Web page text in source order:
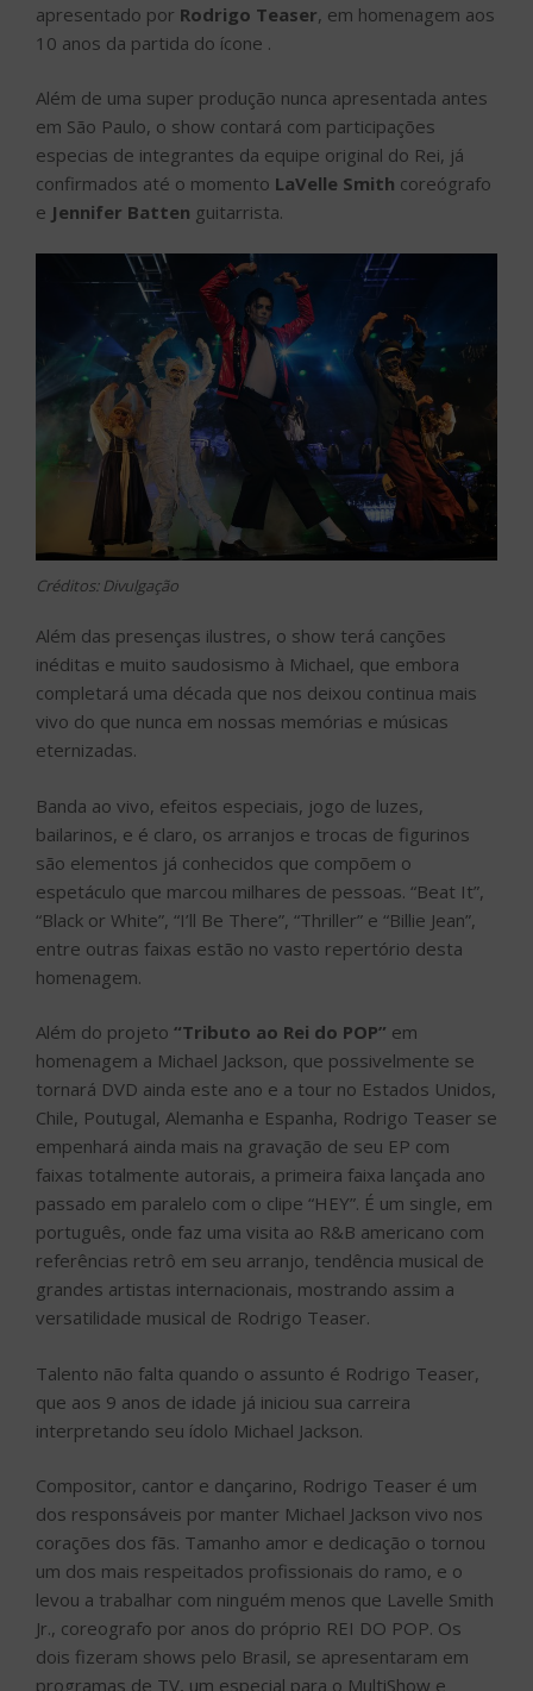
apresentado por Rodrigo Teaser, em homenagem aos
10 anos da partida do ícone .
Além de uma super produção nunca apresentada antes
em São Paulo, o show contará com participações
especias de integrantes da equipe original do Rei, já
confirmados até o momento LaVelle Smith coreógrafo
e Jennifer Batten guitarrista.
Créditos: Divulgação
Além das presenças ilustres, o show terá canções
inéditas e muito saudosismo à Michael, que embora
completará uma década que nos deixou continua mais
vivo do que nunca em nossas memórias e músicas
eternizadas.
Banda ao vivo, efeitos especiais, jogo de luzes,
bailarinos, e é claro, os arranjos e trocas de figurinos
são elementos já conhecidos que compõem o
espetáculo que marcou milhares de pessoas. “Beat It”,
“Black or White”, “I’ll Be There”, “Thriller” e “Billie Jean”,
entre outras faixas estão no vasto repertório desta
homenagem.
Além do projeto “Tributo ao Rei do POP” em
homenagem a Michael Jackson, que possivelmente se
tornará DVD ainda este ano e a tour no Estados Unidos,
Chile, Poutugal, Alemanha e Espanha, Rodrigo Teaser se
empenhará ainda mais na gravação de seu EP com
faixas totalmente autorais, a primeira faixa lançada ano
passado em paralelo com o clipe “HEY”. É um single, em
português, onde faz uma visita ao R&B americano com
referências retrô em seu arranjo, tendência musical de
grandes artistas internacionais, mostrando assim a
versatilidade musical de Rodrigo Teaser.
Talento não falta quando o assunto é Rodrigo Teaser,
que aos 9 anos de idade já iniciou sua carreira
interpretando seu ídolo Michael Jackson.
Compositor, cantor e dançarino, Rodrigo Teaser é um
dos responsáveis por manter Michael Jackson vivo nos
corações dos fãs. Tamanho amor e dedicação o tornou
um dos mais respeitados profissionais do ramo, e o
levou a trabalhar com ninguém menos que Lavelle Smith
Jr., coreografo por anos do próprio REI DO POP. Os
dois fizeram shows pelo Brasil, se apresentaram em
programas de TV, um especial para o MultiShow e